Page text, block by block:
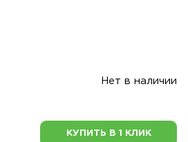
Нет в наличии
КУПИТЬ В 1 КЛИК